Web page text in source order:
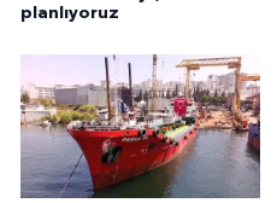
planlıyoruz